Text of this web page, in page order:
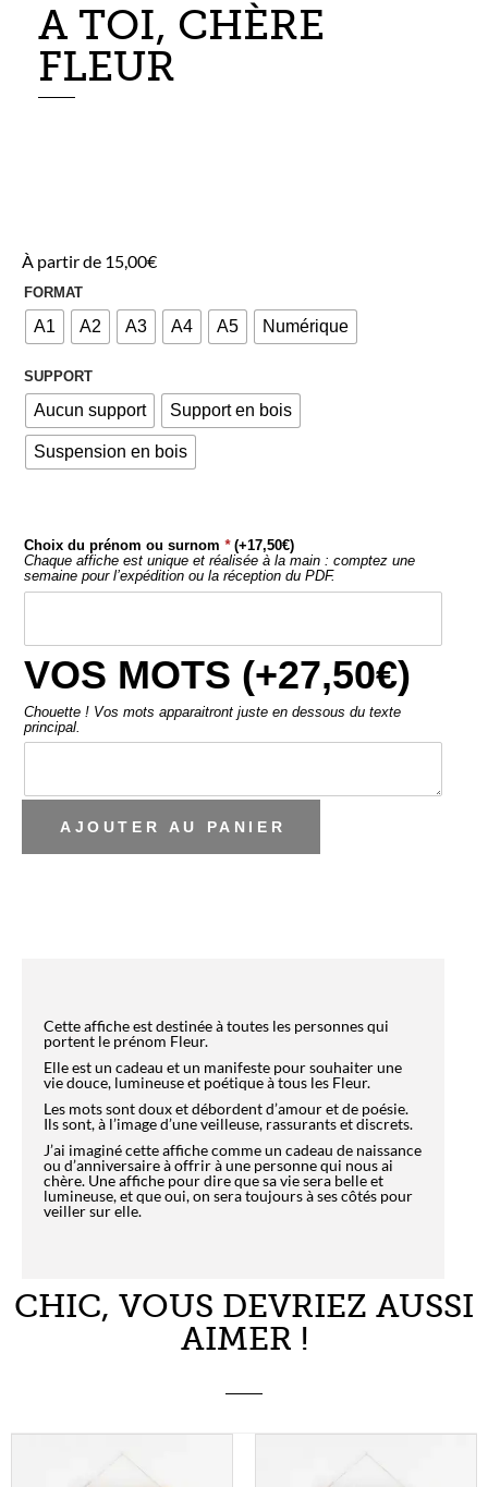
A TOI, CHÈRE
FLEUR
À partir de 15,00€
FORMAT
A1 A2 A3 A4 A5 Numérique
SUPPORT
Aucun support Support en bois
Suspension en bois
Choix du prénom ou surnom *(+17,50€)
Chaque affiche est unique et réalisée à la main : comptez une
semaine pour l’expédition ou la réception du PDF.
VOS MOTS (+27,50€)
Chouette ! Vos mots apparaitront juste en dessous du texte
principal.
AJOUTER AU PANIER
Cette affiche est destinée à toutes les personnes qui
portent le prénom Fleur.
Elle est un cadeau et un manifeste pour souhaiter une
vie douce, lumineuse et poétique à tous les Fleur.
Les mots sont doux et débordent d’amour et de poésie.
Ils sont, à l’image d’une veilleuse, rassurants et discrets.
J’ai imaginé cette affiche comme un cadeau de naissance
ou d’anniversaire à offrir à une personne qui nous ai
chère. Une affiche pour dire que sa vie sera belle et
lumineuse, et que oui, on sera toujours à ses côtés pour
veiller sur elle.
CHIC, VOUS DEVRIEZ AUSSI
AIMER !